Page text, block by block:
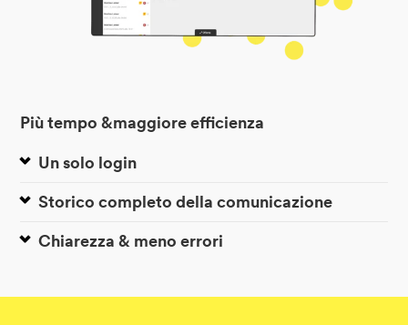
Più tempo &maggiore efficienza
Un solo login
Storico completo della comunicazione
Chiarezza & meno errori